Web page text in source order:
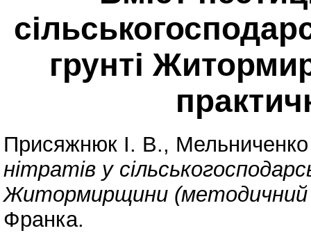
грунті
Присяжнюк І. В.,
нітратів у
Житормирщини (методичний
Франка.